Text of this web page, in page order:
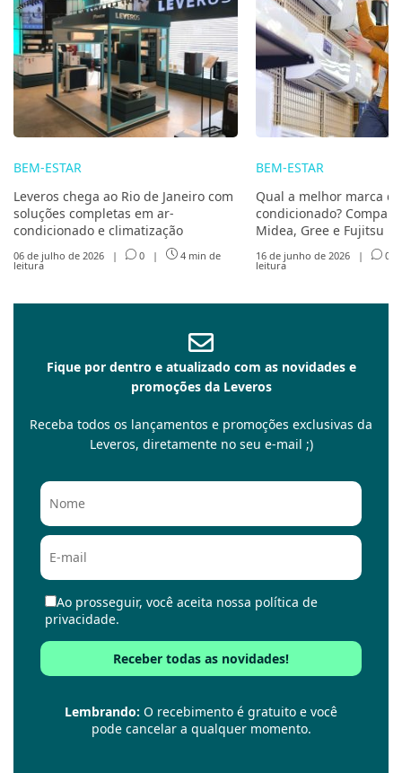
BEM-ESTAR
Leveros chega ao Rio de Janeiro com
soluções completas em ar-
condicionado e climatização
06 de julho de 2026 | 0 | 4 min de
leitura
BEM-ESTAR
Qual a melhor marca
condicionado?
Midea, Gree e Fujitsu
16 de junho de 2026 | 0
leitura
Fique por dentro e atualizado com as novidades e
promoções da Leveros
Receba todos os lançamentos e promoções exclusivas da
Leveros, diretamente no seu e-mail ;)
Ao prosseguir, você aceita nossa política de
privacidade.
Lembrando: O recebimento é gratuito e você
pode cancelar a qualquer momento.